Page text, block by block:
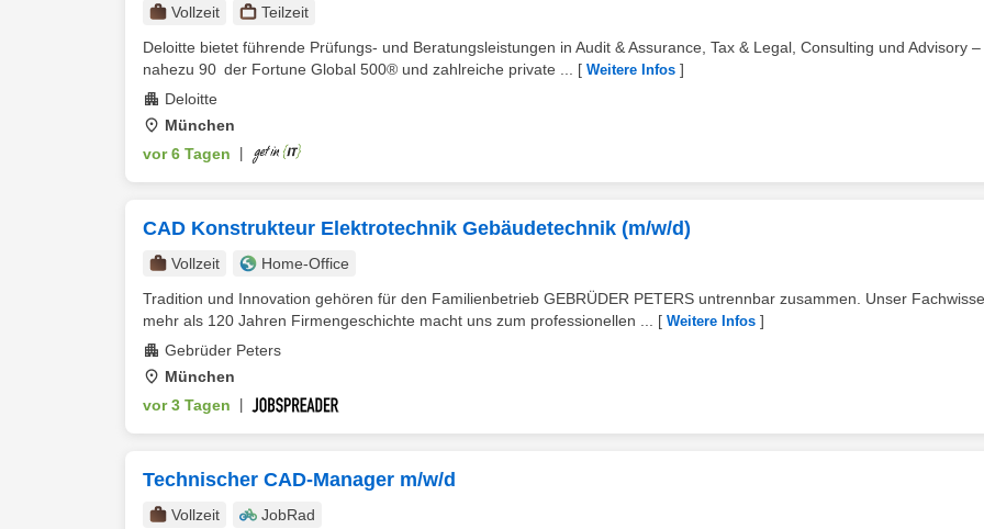
Vollzeit
Teilzeit
Deloitte bietet führende Prüfungs- und Beratungsleistungen in Audit & Assurance, Tax & Legal, Consulting und Advisory
nahezu 90 der Fortune Global 500® und zahlreiche private ...
[ Weitere Infos ]
Deloitte
München
vor 6 Tagen
CAD Konstrukteur Elektrotechnik Gebäudetechnik (m/w/d)
Vollzeit
Home-Office
Tradition und Innovation gehören für den Familienbetrieb GEBRÜDER PETERS untrennbar zusammen. Unser
mehr als 120 Jahren Firmengeschichte macht uns zum professionellen ...
[ Weitere Infos ]
Gebrüder Peters
München
vor 3 Tagen
Technischer CAD-Manager m/w/d
Vollzeit
JobRad